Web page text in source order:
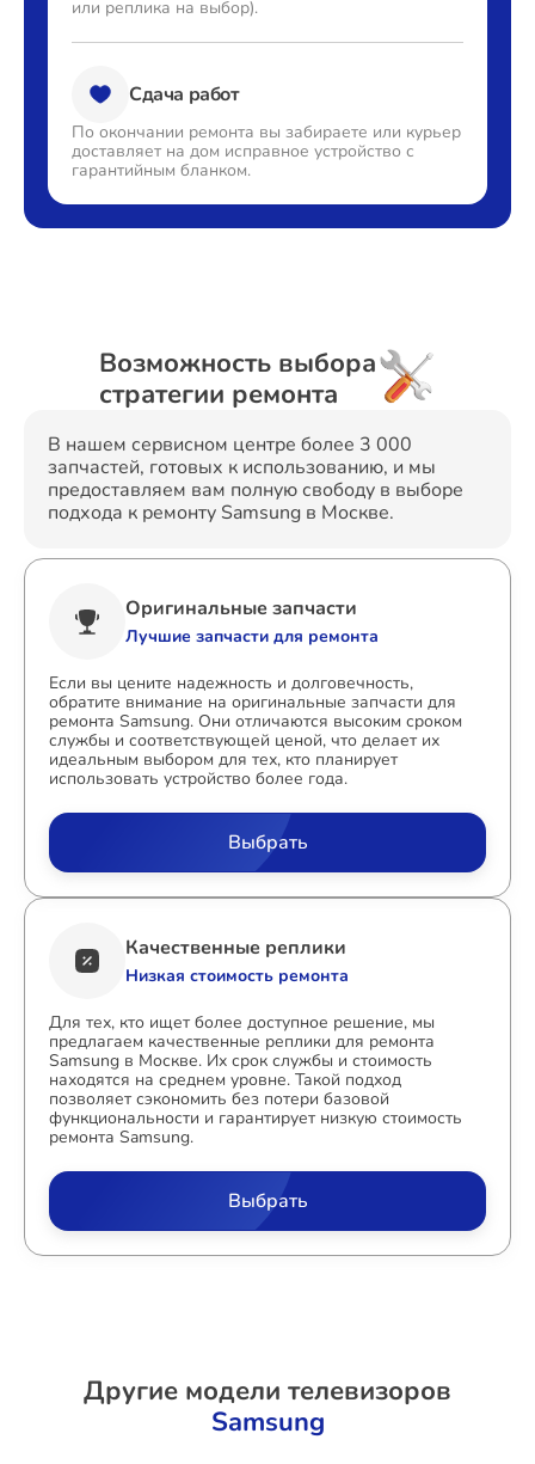
или реплика на выбор).
Сдача работ
По окончании ремонта вы забираете или курьер
доставляет на дом исправное устройство с
гарантийным бланком.
Возможность выбора
стратегии ремонта
В нашем сервисном центре более 3 000
запчастей, готовых к использованию, и мы
предоставляем вам полную свободу в выборе
подхода к ремонту Samsung в Москве.
Оригинальные запчасти
Лучшие запчасти для ремонта
Если вы цените надежность и долговечность,
обратите внимание на оригинальные запчасти для
ремонта Samsung. Они отличаются высоким сроком
службы и соответствующей ценой, что делает их
идеальным выбором для тех, кто планирует
использовать устройство более года.
Выбрать
Качественные реплики
Низкая стоимость ремонта
Для тех, кто ищет более доступное решение, мы
предлагаем качественные реплики для ремонта
Samsung в Москве. Их срок службы и стоимость
находятся на среднем уровне. Такой подход
позволяет сэкономить без потери базовой
функциональности и гарантирует низкую стоимость
ремонта Samsung.
Выбрать
Другие модели телевизоров
Samsung